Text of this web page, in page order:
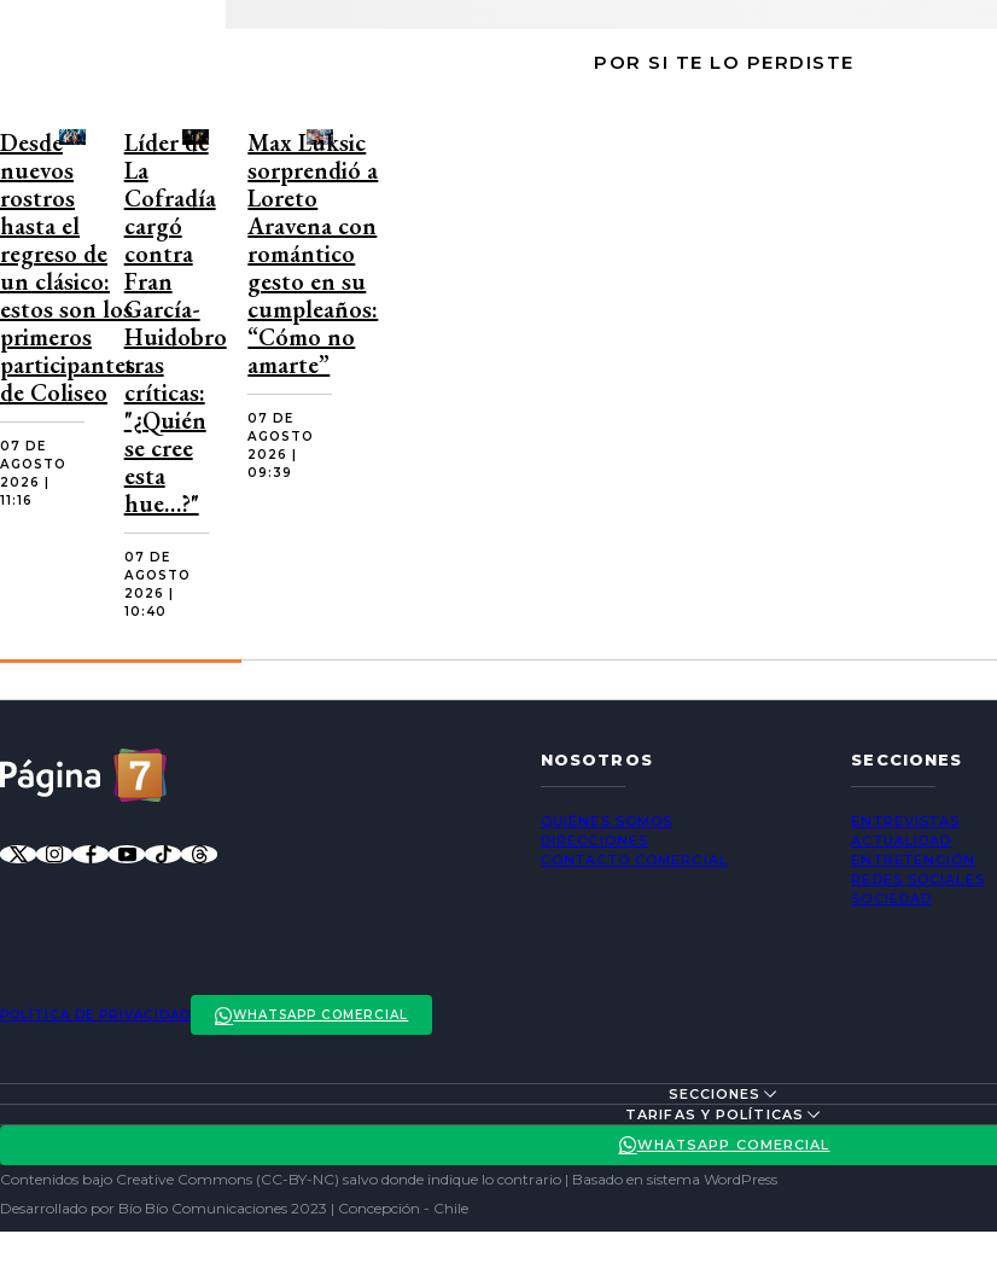
POR SI TE LO PERDISTE
Desde
nuevos
rostros
hasta el
regreso de
un clásico:
estos son los
primeros
participantes
de Coliseo
07 DE
AGOSTO
2026 |
11:16
Líder de
La
Cofradía
cargó
contra
Fran
García-
Huidobro
tras
críticas:
"¿Quién
se cree
esta
hue…?"
07 DE
AGOSTO
2026 |
10:40
Max Luksic
sorprendió a
Loreto
Aravena con
romántico
gesto en su
cumpleaños:
“Cómo no
amarte”
07 DE
AGOSTO
2026 |
09:39
NOSOTROS
QUIÉNES SOMOS
DIRECCIONES
CONTACTO COMERCIAL
SECCIONES
ENTREVISTAS
ACTUALIDAD
ENTRETENCIÓN
REDES SOCIALES
SOCIEDAD
POLÍTICA DE PRIVACIDAD WHATSAPP COMERCIAL
SECCIONES
ACTUALIDAD
REDES SOCIALES
TARIFAS Y POLÍTICAS
POLÍTICA DE PRIVACIDAD
WHATSAPP COMERCIAL
Contenidos bajo Creative Commons (CC-BY-NC) salvo donde indique lo contrario | Basado en sistema WordPress
Desarrollado por Bío Bío Comunicaciones 2023 | Concepción - Chile